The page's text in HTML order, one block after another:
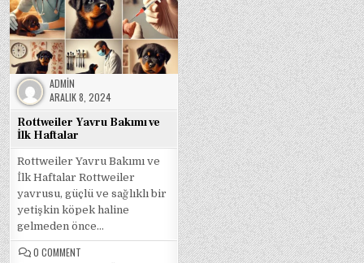
ADMIN
ARALIK 8, 2024
Rottweiler Yavru Bakımı ve
İlk Haftalar
Rottweiler Yavru Bakımı ve
İlk Haftalar Rottweiler
yavrusu, güçlü ve sağlıklı bir
yetişkin köpek haline
gelmeden önce…
0 COMMENT